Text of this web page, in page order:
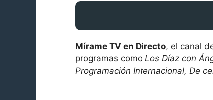
Mírame TV en Directo, el canal
programas como Los Díaz con
Programación Internacional, De